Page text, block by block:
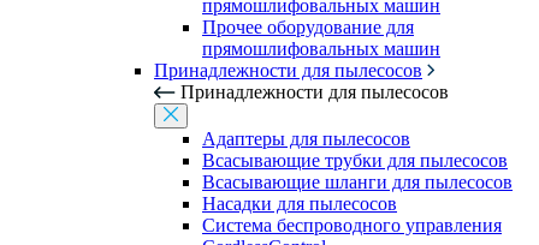
прямошлифовальных машин
Прочее оборудование для
прямошлифовальных машин
Принадлежности для пылесосов
Принадлежности для пылесосов
Адаптеры для пылесосов
Всасывающие трубки для пылесосов
Всасывающие шланги для пылесосов
Насадки для пылесосов
Система беспроводного управления